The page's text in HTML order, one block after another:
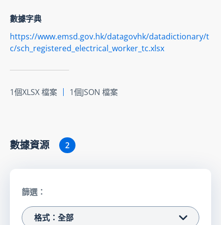
數據字典
https://www.emsd.gov.hk/datagovhk/datadictionary/t
c/sch_registered_electrical_worker_tc.xlsx
1個XLSX 檔案 1個JSON 檔案
數據資源 2
篩選：
格式：全部